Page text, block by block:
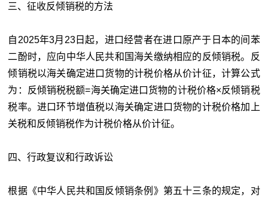
三、征收反倾销税的方法
自2025年3月23日起，进口经营者在进口原产于日本的间苯
二酚时，应向中华人民共和国海关缴纳相应的反倾销税。反
倾销税以海关确定进口货物的计税价格从价计征，计算公式
为：反倾销税税额=海关确定进口货物的计税价格×反倾销税
税率。进口环节增值税以海关确定进口货物的计税价格加上
关税和反倾销税作为计税价格从价计征。
四、行政复议和行政诉讼
根据《中华人民共和国反倾销条例》第五十三条的规定，对